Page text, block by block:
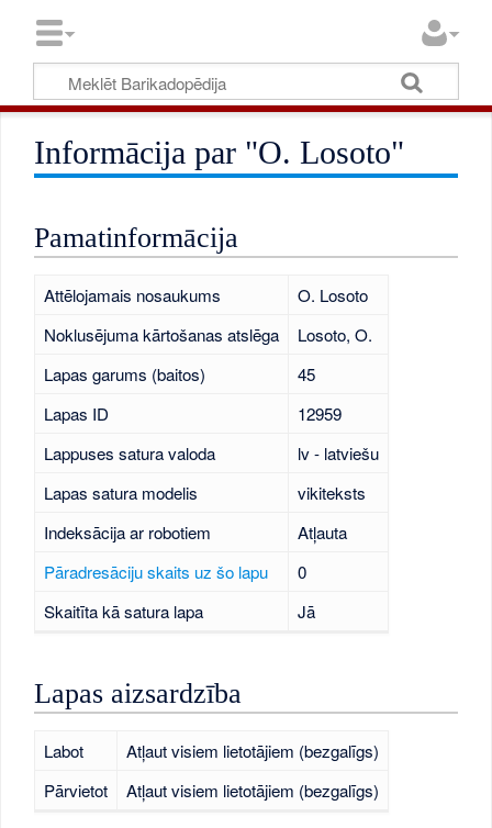
Informācija par "O. Losoto"
Pamatinformācija
Attēlojamais nosaukums
O. Losoto
Noklusējuma kārtošanas atslēga
Losoto, O.
Lapas garums (baitos)
45
Lapas ID
12959
Lappuses satura valoda
lv - latviešu
Lapas satura modelis
vikiteksts
Indeksācija ar robotiem
Atļauta
Pāradresāciju skaits uz šo lapu
0
Skaitīta kā satura lapa
Jā
Lapas aizsardzība
Labot
Atļaut visiem lietotājiem (bezgalīgs)
Pārvietot
Atļaut visiem lietotājiem (bezgalīgs)